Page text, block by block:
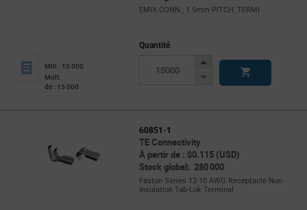
EMIX CONN., 1.5mm PITCH, TERMI
Min : 15 000
Mult.
de : 15 000
Quantité
Increase
Decrease
60851-1
TE Connectivity
À partir de : $0.115 (USD)
Stock global: 280 000
Faston Series 12-10 AWG Receptacle Non-
Insulation Tab-Lok Terminal